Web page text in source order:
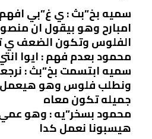
سميه بخ”بث : ي غ”بي
امبارح وهو بيقول ان
الفلوس وتكون الضعف ي
محمود بعدم فهم : ايوا
سميه ابتسمت بخ”بث :
ونطلب فلوس وهو هيعمل
جميله تكون معاه
محمود بسخر”يه : وهو
هيسبونا نعمل كدا